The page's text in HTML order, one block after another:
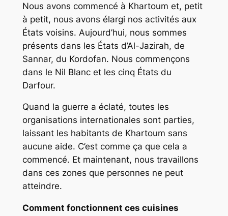
Nous avons commencé à Khartoum et, petit
à petit, nous avons élargi nos activités aux
États voisins. Aujourd’hui, nous sommes
présents dans les États d’Al-Jazirah, de
Sannar, du Kordofan. Nous commençons
dans le Nil Blanc et les cinq États du
Darfour.
Quand la guerre a éclaté, toutes les
organisations internationales sont parties,
laissant les habitants de Khartoum sans
aucune aide. C’est comme ça que cela a
commencé. Et maintenant, nous travaillons
dans ces zones que personnes ne peut
atteindre.
Comment fonctionnent ces cuisines